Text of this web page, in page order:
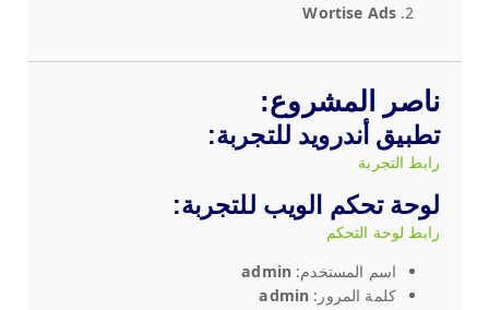
Wortise Ads
ناصر المشروع:
تطبيق أندرويد للتجربة:
رابط التجربة
لوحة تحكم الويب للتجربة:
رابط لوحة التحكم
اسم المستخدم: admin
كلمة المرور: admin